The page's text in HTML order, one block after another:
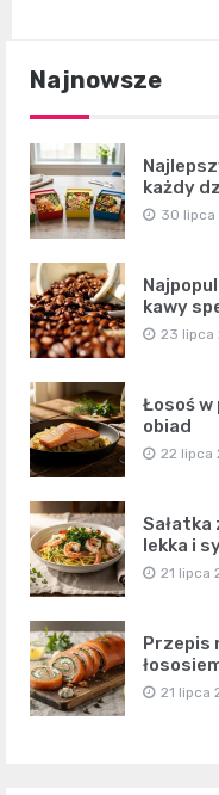
Najnowsze
każdy
30 lipca
kawy
23 lipca
Łosoś
obiad
22 lipca
Sałatka
lekka i
21 lipca
Przepis
21 lipca